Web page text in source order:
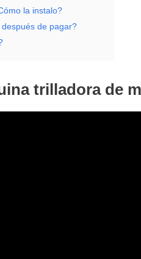
la instalo?
de pagar?
trilladora de